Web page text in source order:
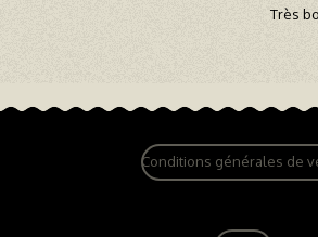
Très
Conditions générales de